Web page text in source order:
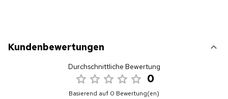
Kundenbewertungen
Durchschnittliche Bewertung
0
Basierend auf 0 Bewertung(en)